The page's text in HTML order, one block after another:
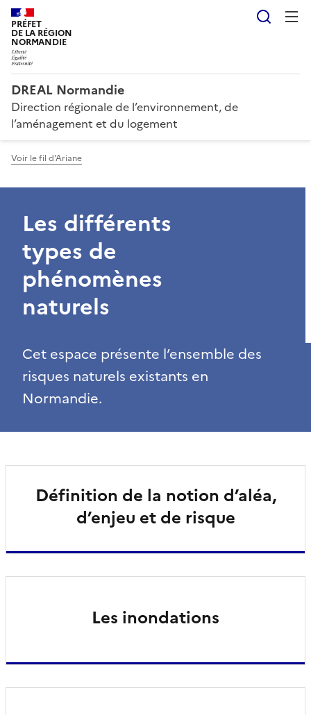
PRÉFET
DE LA RÉGION
NORMANDIE
DREAL Normandie
Direction régionale de l’environnement, de
l’aménagement et du logement
Voir le fil d'Ariane
Les différents
types de
phénomènes
naturels
Cet espace présente l’ensemble des
risques naturels existants en
Normandie.
Définition de la notion d’aléa,
d’enjeu et de risque
Les inondations